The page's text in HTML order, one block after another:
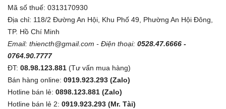
Mã số thuế: 0313170930
Địa chỉ: 118/2 Đường An Hội, Khu Phố 49, Phường An Hội Đông,
TP. Hồ Chí Minh
Email: thiencth@gmail.com - Điện thoại: 0528.47.6666 -
0764.90.7777
ĐT: 08.98.123.881 (Tư vấn mua hàng)
Bán hàng online: 0919.923.293 (Zalo)
Hotline bán lẻ: 0898.123.881 (Zalo)
Hotline bán lẻ 2: 0919.923.293 (Mr. Tài)